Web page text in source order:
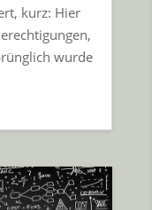
kurz: Hier
wurde